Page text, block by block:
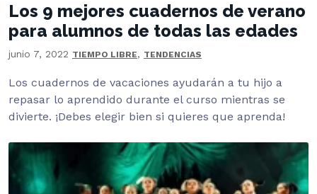
Los 9 mejores cuadernos de verano
para alumnos de todas las edades
junio 7, 2022 TIEMPO LIBRE, TENDENCIAS
Los cuadernos de vacaciones ayudarán a tu hijo a
repasar lo aprendido durante el curso mientras se
divierte. ¡Debes elegir bien si quieres que aprenda!